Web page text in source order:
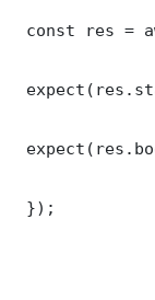
const res =
});